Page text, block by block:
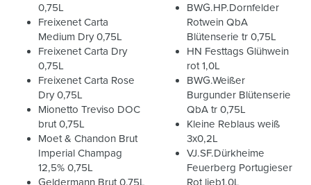
0,75L
Freixenet Carta
Medium Dry 0,75L
Freixenet Carta Dry
0,75L
Freixenet Carta Rose
Dry 0,75L
Mionetto Treviso DOC
brut 0,75L
Moet & Chandon Brut
Imperial Champag
12,5% 0,75L
Geldermann Brut 0,75L
BWG.HP.Dornfelder
Rotwein QbA
Blütenserie tr 0,75L
HN Festtags Glühwein
rot 1,0L
BWG.Weißer
Burgunder Blütenserie
QbA tr 0,75L
Kleine Reblaus weiß
3x0,2L
VJ.SF.Dürkheime
Feuerberg Portugieser
Rot lieb1,0L